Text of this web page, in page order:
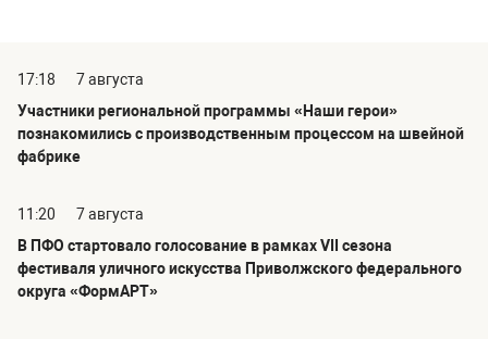
17:18
7 августа
Участники региональной программы «Наши герои»
познакомились с производственным процессом на швейной
фабрике
11:20
7 августа
В ПФО стартовало голосование в рамках VII сезона
фестиваля уличного искусства Приволжского федерального
округа «ФормАРТ»